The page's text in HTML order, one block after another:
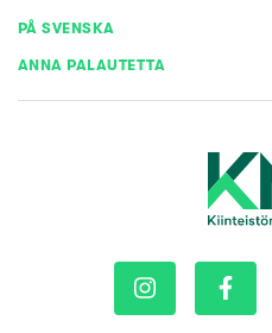
PÅ SVENSKA
ANNA PALAUTETTA